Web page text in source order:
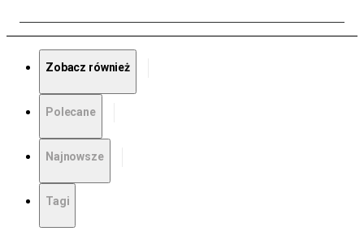
Zobacz również
Polecane
Najnowsze
Tagi